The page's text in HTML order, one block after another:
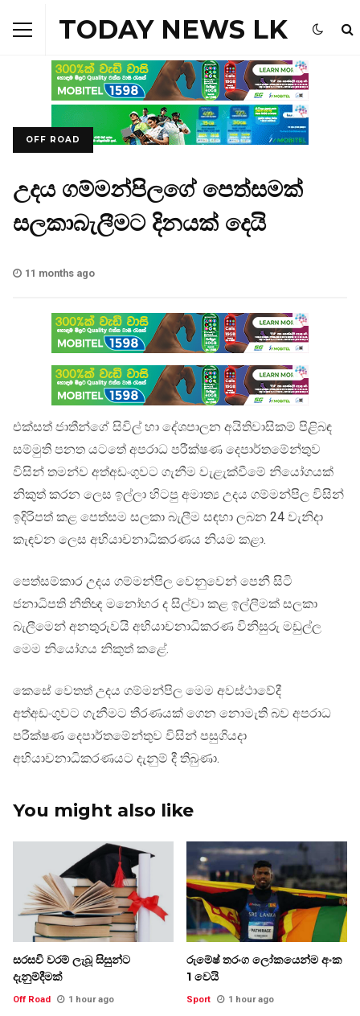
TODAY NEWS LK
OFF ROAD
උදය ගම්මන්පිලගේ පෙත්සමක්
සලකාබැලීමට දිනයක් දෙයි
11 months ago
එක්සත් ජාතීන්ගේ සිවිල් හා දේශපාලන අයිතිවාසිකම් පිළිබඳ
සම්මුති පනත යටතේ අපරාධ පරීක්ෂණ දෙපාර්තමේන්තුව
විසින් තමන්ව අත්අඩංගුවට ගැනීම වැළැක්වීමේ නියෝගයක්
නිකුත් කරන ලෙස ඉල්ලා හිටපු අමාත්‍ය උදය ගම්මන්පිල විසින්
ඉදිරිපත් කළ පෙත්සම සලකා බැලීම සඳහා ලබන 24 වැනිදා
කැඳවන ලෙස අභියාචනාධිකරණය නියම කළා.
පෙත්සම්කාර උදය ගම්මන්පිල වෙනුවෙන් පෙනී සිටි
ජනාධිපති නීතිඥ මනෝහර ද සිල්වා කළ ඉල්ලීමක් සලකා
බැලීමෙන් අනතුරුවයි අභියාචනාධිකරණ විනිසුරු මඩුල්ල
මෙම නියෝගය නිකුත් කළේ.
කෙසේ වෙතත් උදය ගම්මන්පිල මෙම අවස්ථාවේදී
අත්අඩංගුවට ගැනීමට තීරණයක් ගෙන නොමැති බව අපරාධ
පරීක්ෂණ දෙපාර්තමේන්තුව විසින් පසුගියදා
අභියාචනාධිකරණයට දැනුම් දී තිබුණා.
You might also like
සරසවි වරම් ලැබූ සිසුන්ට
දැනුම්දීමක්
Off Road 1 hour ago
රුමේෂ් තරංග ලෝකයෙන්ම අංක
1 වෙයි
Sport 1 hour ago